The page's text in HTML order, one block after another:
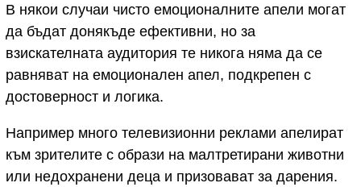
В някои случаи чисто емоционалните апели могат
да бъдат донякъде ефективни, но за
взискателната аудитория те никога няма да се
равняват на емоционален апел, подкрепен с
достоверност и логика.
Например много телевизионни реклами апелират
към зрителите с образи на малтретирани животни
или недохранени деца и призовават за дарения.